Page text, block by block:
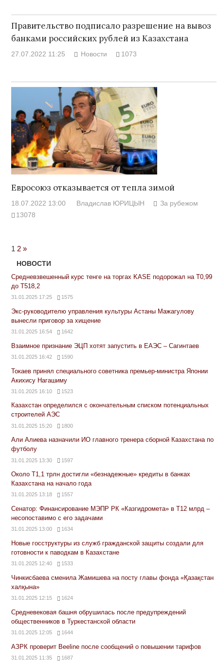
Правительство подписало разрешение на вывоз
банками российских рублей из Казахстана
27.07.2022 11:25 Новости 1073
Евросоюз отказывается от тепла зимой
18.07.2022 13:00 Владислав ЮРИЦЫН
За рубежом
13078
1 2 Next
Posts
»
НОВОСТИ
Средневзвешенный курс тенге на торгах KASE подорожал на Т0,99
до Т518,2
31.01.2025 17:25 1575
Экс-руководителю управления культуры Астаны Мажагулову
вынесли приговор за хищение
31.01.2025 16:54 1642
Взаимное признание ЭЦП хотят запустить в ЕАЭС – Сагинтаев
31.01.2025 16:42 1590
Токаев принял специального советника премьер-министра Японии
Акихису Нагашиму
31.01.2025 16:10 1523
Казахстан определился с окончательным списком потенциальных
строителей АЭС
31.01.2025 15:20 1800
Али Алиева назначили ИО главного тренера сборной Казахстана по
футболу
31.01.2025 13:30 1597
Около Т1,1 трлн достигли «безнадежные» кредиты в банках
Казахстана на начало года
31.01.2025 13:18 1557
Сенатор: Финансирование МЭПР РК «Казгидромета» в Т12 млрд –
несопоставимо с его задачами
31.01.2025 13:00 1634
Новые госструктуры из служб гражданской защиты создали для
готовности к паводкам в Казахстане
31.01.2025 12:40 1533
Чинкисбаева сменила Жамишева на посту главы фонда «Қазақстан
халқына»
31.01.2025 12:15 1624
Средневековая башня обрушилась после предупреждений
общественников в Туркестанской области
31.01.2025 12:05 1644
АЗРК проверит Beeline после сообщений о повышении тарифов
31.01.2025 11:35 1687